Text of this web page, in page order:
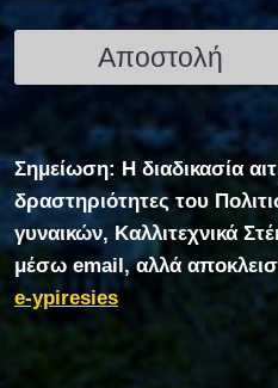
Σημείωση: Η διαδικασία
δραστηριότητες του
γυναικών, Καλλιτεχνικά
μέσω email, αλλά
e-ypiresies